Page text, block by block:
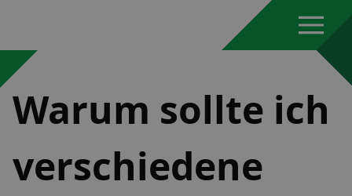
Warum sollte ich
verschiedene